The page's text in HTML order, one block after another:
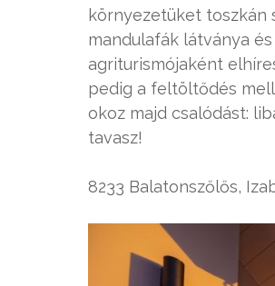
környezetüket toszkán
mandulafák látványa
agriturismójaként
pedig a feltöltődés
okoz majd csalódást:
tavasz!
8233 Balatonszőlős,